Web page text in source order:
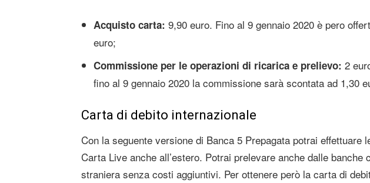
Acquisto carta: 9,90 euro. Fino al 9 gennaio 2020 è pero
euro;
Commissione per le operazioni di ricarica e prelievo: 2
fino al 9 gennaio 2020 la commissione sarà scontata ad 1,30
Carta di debito internazionale
Con la seguente versione di Banca 5 Prepagata potrai effettuare
Carta Live anche all’estero. Potrai prelevare anche dalle banche
straniera senza costi aggiuntivi. Per ottenere però la carta di